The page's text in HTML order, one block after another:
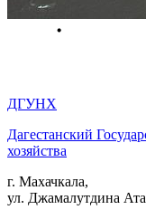
ДГУНХ
Дагестанский
хозяйства
г. Махачкала,
ул. Джамалутдина